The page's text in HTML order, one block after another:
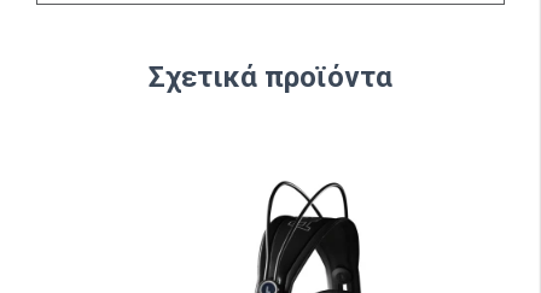
Σχετικά προϊόντα